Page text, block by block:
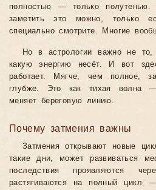
полностью — только полутенью.
заметить это можно, только
специально смотрите. Многие
Но в астрологии важно не то,
какую энергию несёт. И вот
работает. Мягче, чем полное,
глубже. Это как тихая волна
меняет береговую линию.
Почему затмения важны
Затмения открывают новые
такие дни, может развиваться
последствия проявляются
растягиваются на полный